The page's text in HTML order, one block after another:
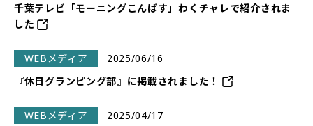
千葉テレビ「モーニングこんぱす」わくチャレで紹介されま
した
WEBメディア
2025/06/16
『休日グランピング部』に掲載されました！
WEBメディア 2025/04/17